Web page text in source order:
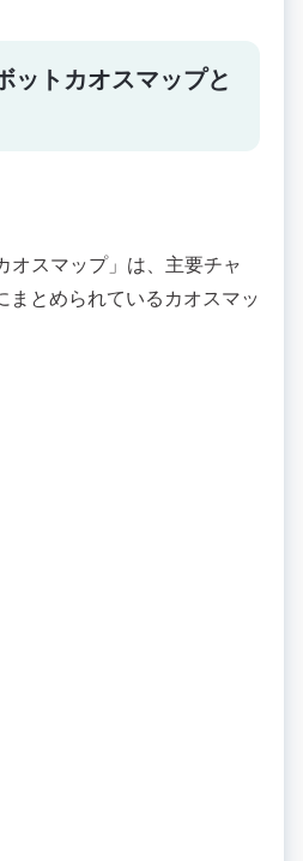
ットカオスマップと
オスマップ」は、主要チャ
まとめられているカオスマッ